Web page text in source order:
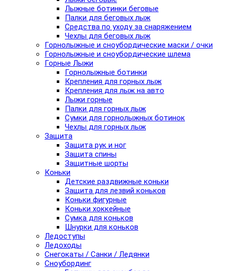
Лыжные ботинки беговые
Палки для беговых лыж
Средства по уходу за снаряжением
Чехлы для беговых лыж
Горнолыжные и сноубордические маски / очки
Горнолыжные и сноубордические шлема
Горные Лыжи
Горнолыжные ботинки
Крепления для горных лыж
Крепления для лыж на авто
Лыжи горные
Палки для горных лыж
Сумки для горнолыжных ботинок
Чехлы для горных лыж
Защита
Защита рук и ног
Защита спины
Защитные шорты
Коньки
Детские раздвижные коньки
Защита для лезвий коньков
Коньки фигурные
Коньки хоккейные
Сумка для коньков
Шнурки для коньков
Ледоступы
Ледоходы
Снегокаты / Санки / Ледянки
Сноубординг